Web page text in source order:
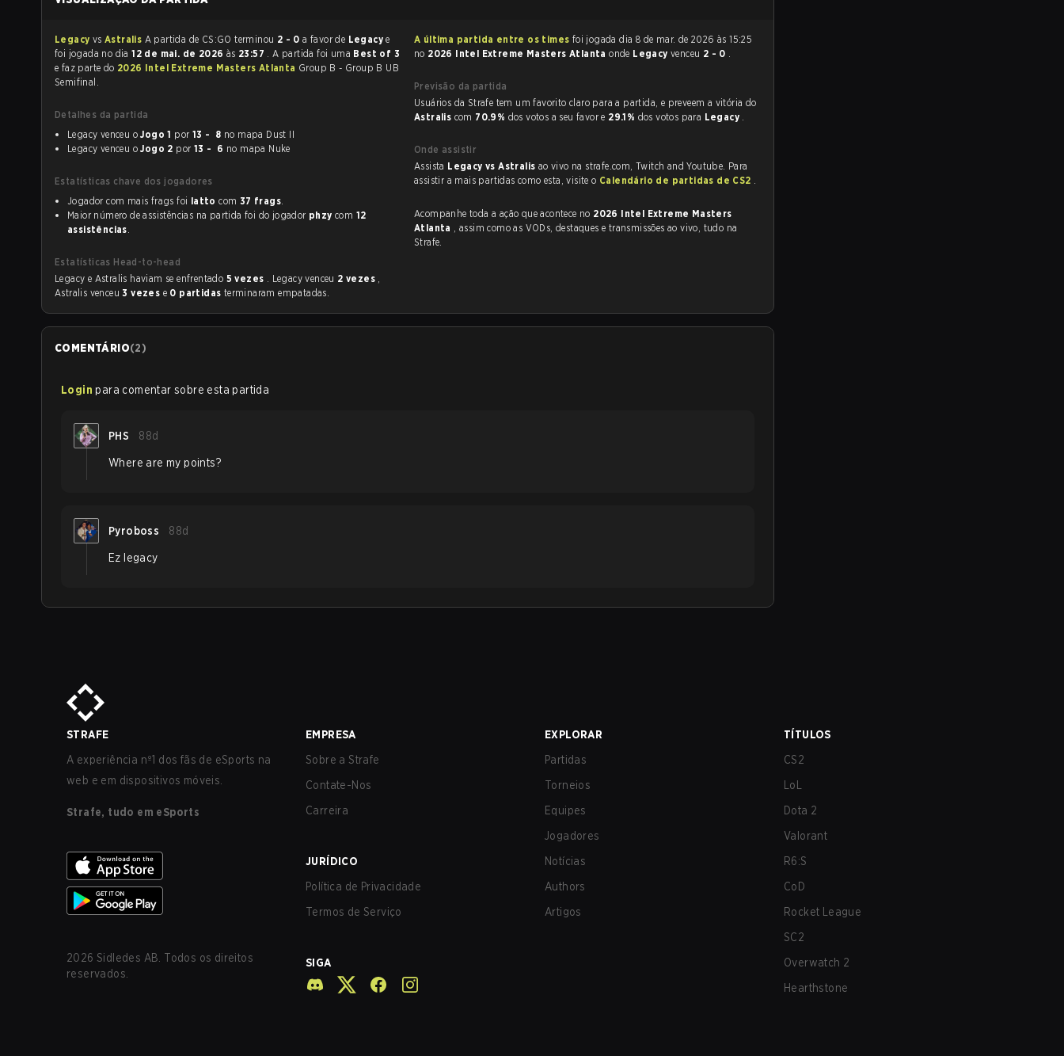
Legacy vs Astralis A partida de CS:GO terminou 2 - 0 a favor de Legacye
foi jogada no dia12 de mai. de 2026 às 23:57 . A partida foi uma Best of 3
e faz parte do 2026 Intel Extreme Masters Atlanta Group B - Group B UB
Semifinal.
Detalhes da partida
Legacy venceu oJogo 1 por 13 - 8 no mapa Dust II
Legacy venceu oJogo 2 por 13 - 6 no mapa Nuke
Estatísticas chave dos jogadores
Jogador com mais frags foi latto com 37 frags.
Maior número de assistências na partida foi do jogador phzy com 12
assistências.
Estatísticas Head-to-head
Legacy e Astralis haviam se enfrentado 5 vezes . Legacy venceu 2 vezes ,
Astralis venceu3 vezes e 0 partidas terminaram empatadas.
A última partida entre os times
no 2026 Intel Extreme Masters Atlantaonde Legacy venceu 2 - 0 .
Previsão da partida
Usuários da Strafe tem um favorito claro para a partida, e preveem a vitória do
Astralis com 70.9% dos votos a seu favor e 29.1% dos votos para Legacy .
Onde assistir
Assista Legacy vs Astralis ao vivo na strafe.com, Twitch and Youtube. Para
assistir a mais partidas como esta, visite o Calendário de partidas de CS2 .
Acompanhe toda a ação que acontece no 2026 Intel Extreme Masters
Atlanta , assim como as VODs, destaques e transmissões ao vivo, tudo na
Strafe.
COMENTÁRIO(2)
Login para comentar sobre esta partida
PHS 88d
Where are my points?
Pyroboss 88d
Ez legacy
STRAFE
A experiência nº1 dos fãs de eSports na
web e em dispositivos móveis.
Strafe, tudo em eSports
2026 Sidledes AB. Todos os direitos
reservados.
EMPRESA
Sobre a Strafe
Contate-Nos
Carreira
JURÍDICO
Política de Privacidade
Termos de Serviço
SIGA
EXPLORAR
Partidas
Torneios
Equipes
Jogadores
Notícias
Authors
Artigos
TÍTULOS
CS2
LoL
Dota 2
Valorant
R6:S
CoD
Rocket League
SC2
Overwatch 2
Hearthstone